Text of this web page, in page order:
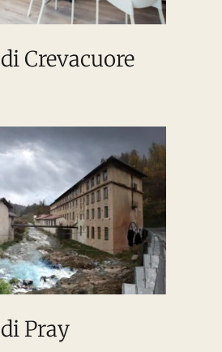
Crevacuore
Pray